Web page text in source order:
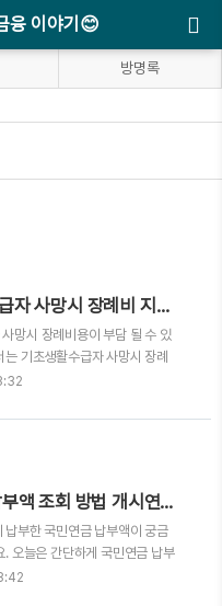
융 이야기😊
방명록
기초생활수급자 사망시 장례비 지원 금액 대상 알아보기
망시 장례비용이 부담 될 수 있
기초생활수급자 사망시 장례
니다. 금액은 얼마나 되는지 누
장례비란?기초생활수급자가 사
요한 금액을 지원하는 제도 인데
비를 장제급여라고 말합니
자 장례비 지원 대상 기초생활수
받을 수 있는 대상은 법적 기초
되어 있습니다. 이때, 모든 기초
으로 하는 것은 아닌데요. 생계
국민연금 납부액 조회 방법 개시연령 예상수령액
납부한 국민연금 납부액이 궁금
. 오늘은 간단하게 국민연금 납부
에 대해 알아보겠습니다. (잠깐